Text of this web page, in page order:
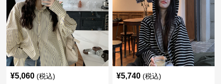
¥5,060 (税込) ¥5,740 (税込)